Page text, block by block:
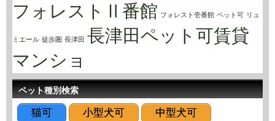
フォレストⅡ番館 フォレスト壱番館 ペット可 リュ
ミエール 徒歩圏 長津田 長津田ペット可賃貸
マンショ
ペット種別検索
猫可 小型犬可
中型犬可